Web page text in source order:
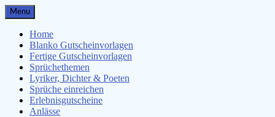
Skip
to
content
Menu
Home
Blanko Gutscheinvorlagen
Fertige Gutscheinvorlagen
Sprüchethemen
Lyriker, Dichter & Poeten
Sprüche einreichen
Erlebnisgutscheine
Anlässe